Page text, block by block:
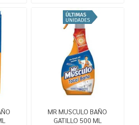
MR MUSCULO BAÑO
GATILLO 500 ML